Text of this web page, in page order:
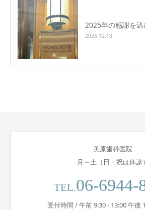
2025年の感謝を込
2025.12.18
美原歯科医院
月～土（日・祝は休診）
TEL.06-6944-
受付時間 / 午前 9:30 - 13:00 午後